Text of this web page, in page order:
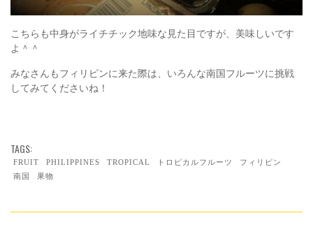
こちらも中身がライチチック地味な見た目ですが、美味しいです
よ＾＾
みなさんもフィリピンに来た際は、いろんな南国フルーツに挑戦
してみてくださいね！
TAGS:
FRUIT PHILIPPINES TROPICAL トロピカルフルーツ
フィリピン
南国
果物